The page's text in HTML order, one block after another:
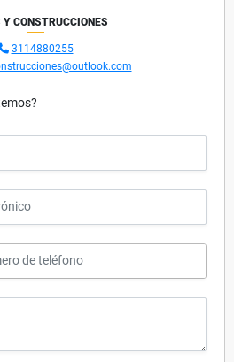
Y CONSTRUCCIONES
3114880255